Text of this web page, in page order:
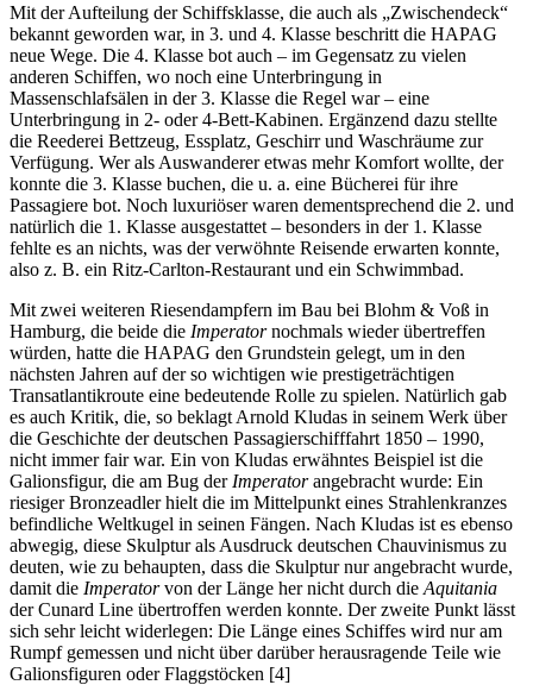
Mit der Aufteilung der Schiffsklasse, die auch als „Zwischendeck“
bekannt geworden war, in 3. und 4. Klasse beschritt die HAPAG
neue Wege. Die 4. Klasse bot auch – im Gegensatz zu vielen
anderen Schiffen, wo noch eine Unterbringung in
Massenschlafsälen in der 3. Klasse die Regel war – eine
Unterbringung in 2- oder 4-Bett-Kabinen. Ergänzend dazu stellte
die Reederei Bettzeug, Essplatz, Geschirr und Waschräume zur
Verfügung. Wer als Auswanderer etwas mehr Komfort wollte, der
konnte die 3. Klasse buchen, die u. a. eine Bücherei für ihre
Passagiere bot. Noch luxuriöser waren dementsprechend die 2. und
natürlich die 1. Klasse ausgestattet – besonders in der 1. Klasse
fehlte es an nichts, was der verwöhnte Reisende erwarten konnte,
also z. B. ein Ritz-Carlton-Restaurant und ein Schwimmbad.
Mit zwei weiteren Riesendampfern im Bau bei Blohm & Voß in
Hamburg, die beide die Imperatornochmals wieder übertreffen
würden, hatte die HAPAG den Grundstein gelegt, um in den
nächsten Jahren auf der so wichtigen wie prestigeträchtigen
Transatlantikroute eine bedeutende Rolle zu spielen. Natürlich gab
es auch Kritik, die, so beklagt Arnold Kludas in seinem Werk über
die Geschichte der deutschen Passagierschifffahrt 1850 – 1990,
nicht immer fair war. Ein von Kludas erwähntes Beispiel ist die
Galionsfigur, die am Bug der Imperatorangebracht wurde: Ein
riesiger Bronzeadler hielt die im Mittelpunkt eines Strahlenkranzes
befindliche Weltkugel in seinen Fängen. Nach Kludas ist es ebenso
abwegig, diese Skulptur als Ausdruck deutschen Chauvinismus zu
deuten, wie zu behaupten, dass die Skulptur nur angebracht wurde,
damit die Imperatorvon der Länge her nicht durch die Aquitania
der Cunard Line übertroffen werden konnte. Der zweite Punkt lässt
sich sehr leicht widerlegen: Die Länge eines Schiffes wird nur am
Rumpf gemessen und nicht über darüber herausragende Teile wie
Galionsfiguren oder Flaggstöcken [4]